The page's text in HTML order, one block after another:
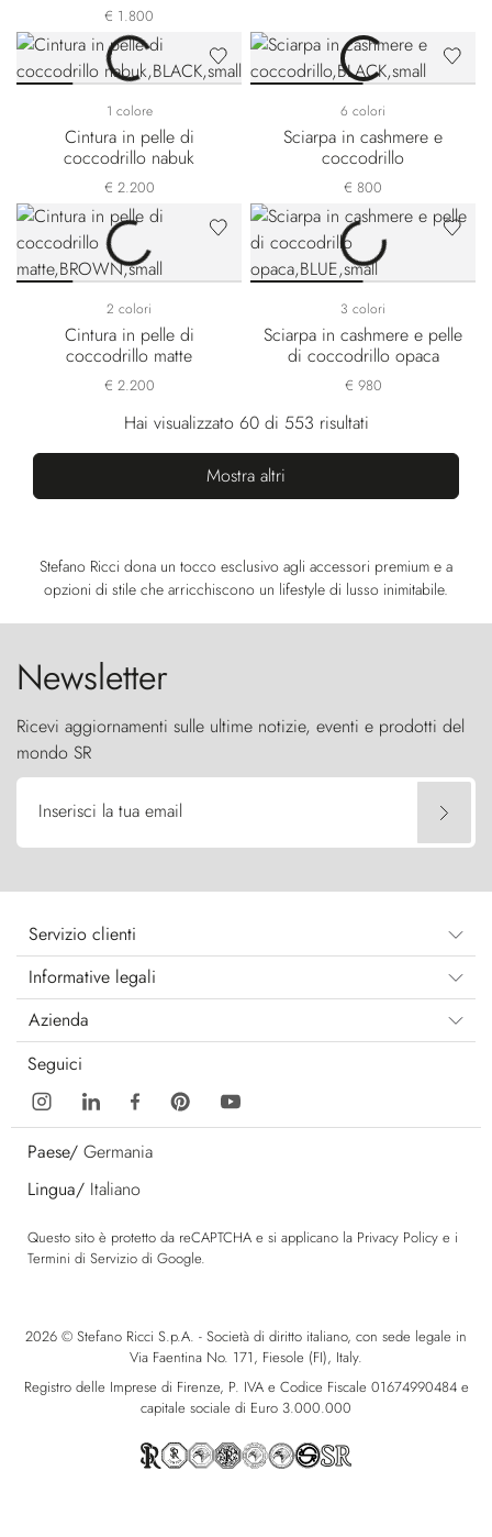
€ 1.800
1 colore
Cintura in pelle di
coccodrillo nabuk
€ 2.200
6 colori
Sciarpa in cashmere e
coccodrillo
€ 800
2 colori
Cintura in pelle di
coccodrillo matte
€ 2.200
3 colori
Sciarpa in cashmere e pelle
di coccodrillo opaca
€ 980
Hai visualizzato 60 di 553 risultati
Mostra altri
Stefano Ricci dona un tocco esclusivo agli accessori premium e a
opzioni di stile che arricchiscono un lifestyle di lusso inimitabile.
Newsletter
Ricevi aggiornamenti sulle ultime notizie, eventi e prodotti del
mondo SR
Inserisci la tua email
Servizio clienti
Informative legali
Azienda
Seguici
Paese/ Germania
Lingua/ Italiano
Questo sito è protetto da reCAPTCHA e si applicano la Privacy Policy e i
Termini di Servizio di Google.
2026 © Stefano Ricci S.p.A. - Società di diritto italiano, con sede legale in
Via Faentina No. 171, Fiesole (FI), Italy.
Registro delle Imprese di Firenze, P. IVA e Codice Fiscale 01674990484 e
capitale sociale di Euro 3.000.000